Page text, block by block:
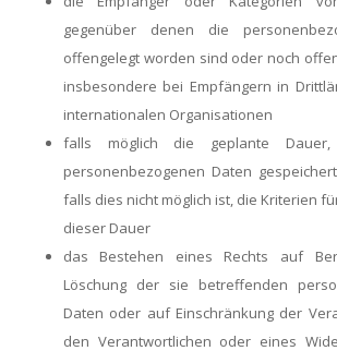
gegenüber denen die
offengelegt worden sind oder noch
insbesondere bei Empfängern in
internationalen Organisationen
falls möglich die geplante
personenbezogenen Daten
falls dies nicht möglich ist, die Kriterien
dieser Dauer
das Bestehen eines Rechts auf
Löschung der sie betreffenden
Daten oder auf Einschränkung der
den Verantwortlichen oder eines